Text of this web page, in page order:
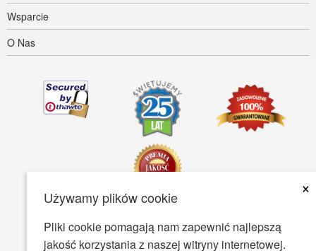
Używamy plików cookie
×
Pliki cookie pomagają nam zapewnić najlepszą
jakość korzystania z naszej witryny internetowej.
Wsparcie
O Nas
Dostępność Warunki Użytkowania Polityka prywatności